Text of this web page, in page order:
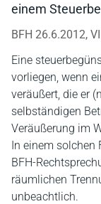
einem
BFH 26.6.2012,
Eine
vorliegen, wenn
veräußert, die er
selbständigen
Veräußerung im
In einem solchen
BFH-
räumlichen
unbeachtlich.